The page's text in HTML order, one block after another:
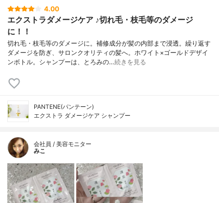
4.00
エクストラダメージケア ♪切れ毛・枝毛等のダメージ
に！！
切れ毛・枝毛等のダメージに。補修成分が髪の内部まで浸透。繰り返す
ダメージを防ぎ、サロンクオリティの髪へ。ホワイト×ゴールドデザイ
ンボトル。シャンプーは、とろみの…続きを見る
PANTENE(パンテーン)
エクストラ ダメージケア シャンプー
会社員 / 美容モニター
みこ